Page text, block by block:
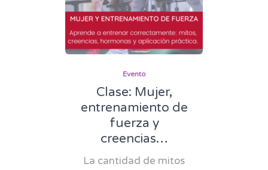
Evento
Clase: Mujer,
entrenamiento de
fuerza y
creencias…
La cantidad de mitos